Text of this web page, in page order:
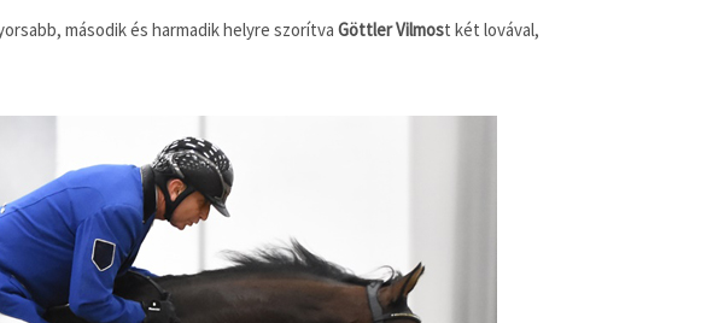
második és harmadik helyre szorítva Göttler Vilmost két lovával,